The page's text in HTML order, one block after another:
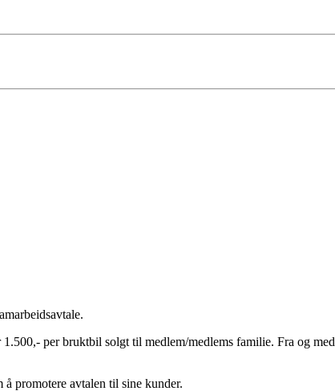
per bruktbil solgt til medlem/medlems familie. Fra og med
promotere avtalen til sine kunder.